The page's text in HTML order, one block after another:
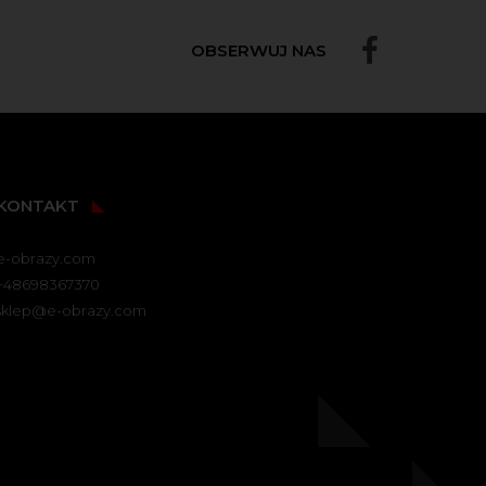
OBSERWUJ NAS
obrazy.com
obrazy.com